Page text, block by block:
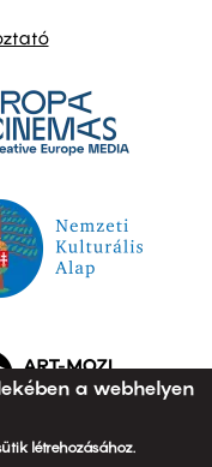
a webhelyen
létrehozásához.